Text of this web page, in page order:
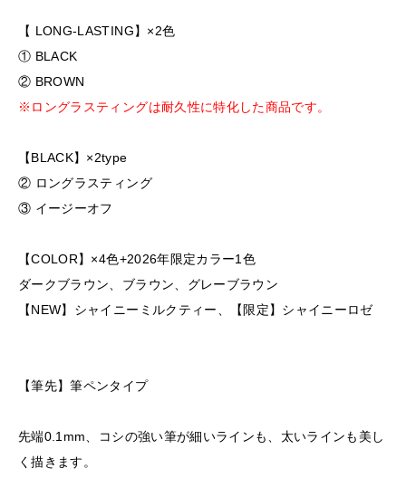
【 LONG-LASTING】×2色
① BLACK
② BROWN
※ロングラスティングは耐久性に特化した商品です。
【BLACK】×2type
② ロングラスティング
③ イージーオフ
【COLOR】×4色+2026年限定カラー1色
ダークブラウン、ブラウン、グレーブラウン
【NEW】シャイニーミルクティー、【限定】シャイニーロゼ
【筆先】筆ペンタイプ
先端0.1mm、コシの強い筆が細いラインも、太いラインも美し
く描きます。